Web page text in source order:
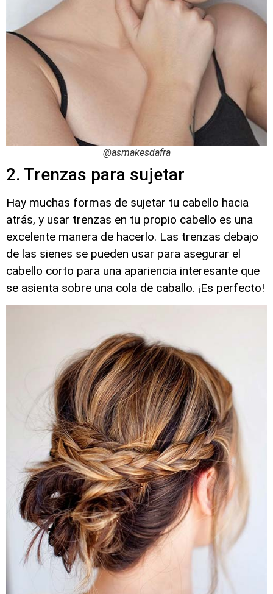
@asmakesdafra
2. Trenzas para sujetar
Hay muchas formas de sujetar tu cabello hacia
atrás, y usar trenzas en tu propio cabello es una
excelente manera de hacerlo. Las trenzas debajo
de las sienes se pueden usar para asegurar el
cabello corto para una apariencia interesante que
se asienta sobre una cola de caballo. ¡Es perfecto!